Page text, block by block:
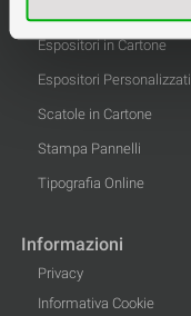
Espositori in Cartone
Espositori Personalizzati
Scatole in Cartone
Stampa Pannelli
Tipografia Online
Informazioni
Privacy
Informativa Cookie